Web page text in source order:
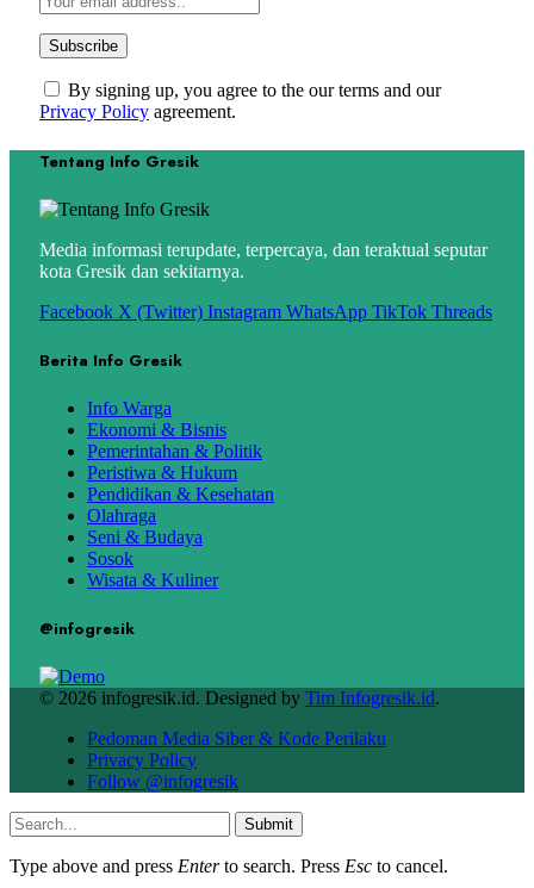
By signing up, you agree to the our terms and our
Privacy Policy agreement.
Tentang Info Gresik
Media informasi terupdate, terpercaya, dan teraktual seputar
kota Gresik dan sekitarnya.
Facebook X (Twitter) Instagram WhatsApp TikTok Threads
Berita Info Gresik
Info Warga
Ekonomi & Bisnis
Pemerintahan & Politik
Peristiwa & Hukum
Pendidikan & Kesehatan
Olahraga
Seni & Budaya
Sosok
Wisata & Kuliner
@infogresik
© 2026 infogresik.id. Designed by Tim Infogresik.id.
Pedoman Media Siber & Kode Perilaku
Privacy Policy
Follow @infogresik
Submit
Type above and press Enterto search. Press Esc to cancel.